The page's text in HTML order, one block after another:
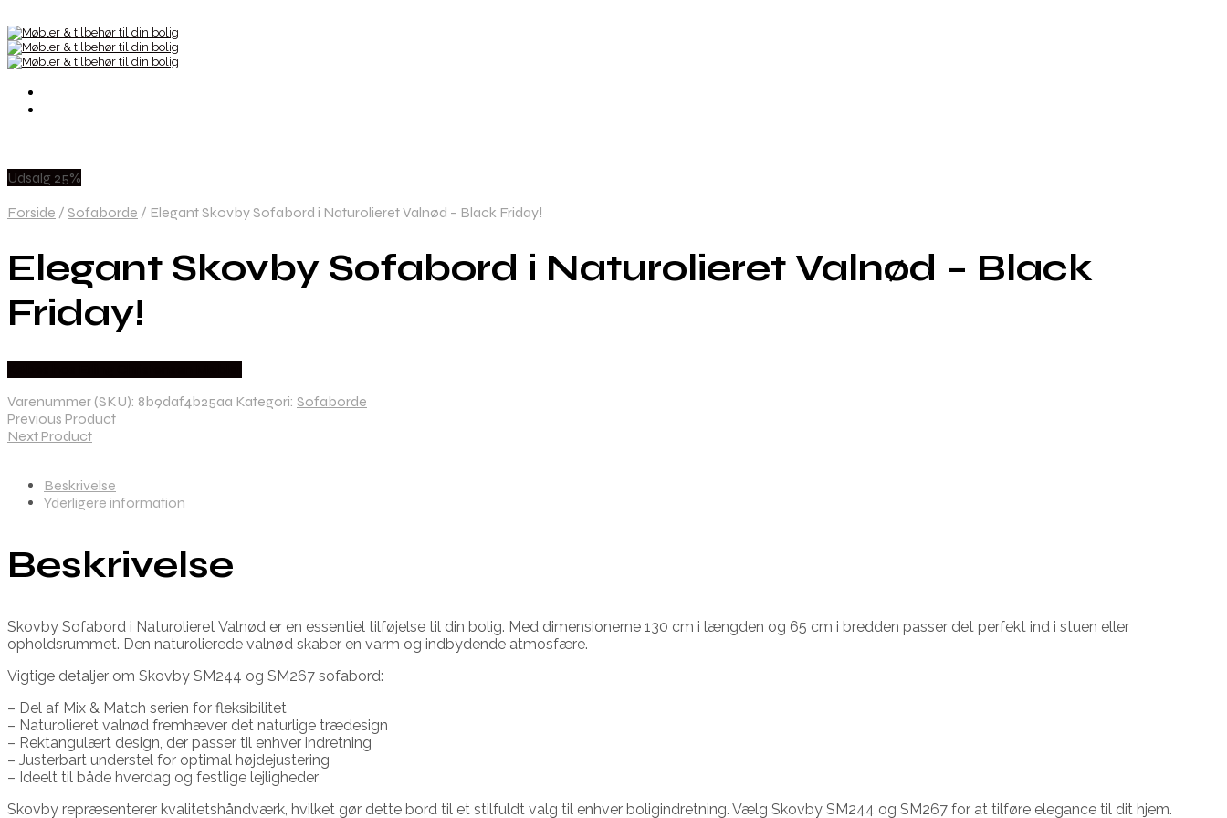
Udsalg 25%
Forside / Sofaborde / Elegant Skovby Sofabord i Naturolieret Valnød – Black Friday!
Elegant Skovby Sofabord i Naturolieret Valnød – Black
Friday!
Varenummer (SKU): 8b9daf4b25aa Kategori: Sofaborde
Previous Product
Next Product
Beskrivelse
Yderligere information
Beskrivelse
Skovby Sofabord i Naturolieret Valnød er en essentiel tilføjelse til din bolig. Med dimensionerne 130 cm i længden og 65 cm i bredden passer det perfekt ind i stuen eller
opholdsrummet. Den naturolierede valnød skaber en varm og indbydende atmosfære.
Vigtige detaljer om Skovby SM244 og SM267 sofabord:
– Del af Mix & Match serien for fleksibilitet
– Naturolieret valnød fremhæver det naturlige trædesign
– Rektangulært design, der passer til enhver indretning
– Justerbart understel for optimal højdejustering
– Ideelt til både hverdag og festlige lejligheder
Skovby repræsenterer kvalitetshåndværk, hvilket gør dette bord til et stilfuldt valg til enhver boligindretning. Vælg Skovby SM244 og SM267 for at tilføre elegance til dit hjem.